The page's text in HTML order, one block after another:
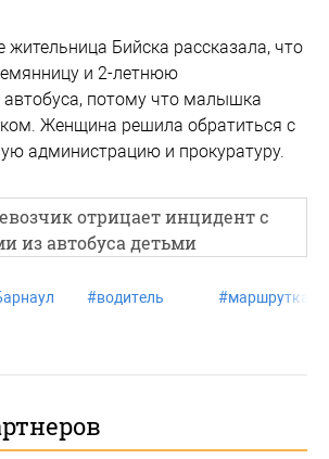
Бийска рассказала, что
и 2-летнюю
автобуса, потому что малышка
Женщина решила обратиться с
администрацию и прокуратуру.
отрицает инцидент с
из автобуса детьми
#водитель #маршрутка